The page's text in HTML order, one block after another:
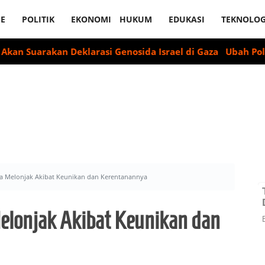
POLITIK EKONOMI HUKUM EDUKASI
Deklarasi Genosida Israel di Gaza Ubah Pola Pikir,
Melonjak Akibat Keunikan dan Kerentanannya
Akibat Keunikan dan